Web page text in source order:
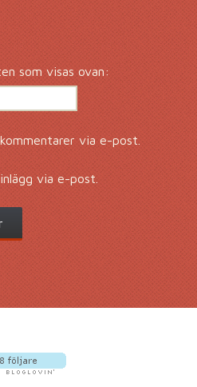
som visas ovan:
via e-post.
via e-post.